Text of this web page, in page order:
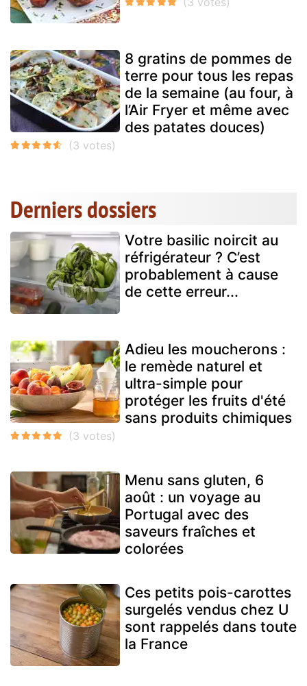
8 gratins de pommes de
terre pour tous les repas
de la semaine (au four, à
l’Air Fryer et même avec
des patates douces)
Derniers dossiers
Votre basilic noircit au
réfrigérateur ? C’est
probablement à cause
de cette erreur...
Adieu les moucherons :
le remède naturel et
ultra-simple pour
protéger les fruits d'été
sans produits chimiques
Menu sans gluten, 6
août : un voyage au
Portugal avec des
saveurs fraîches et
colorées
Ces petits pois-carottes
surgelés vendus chez U
sont rappelés dans toute
la France